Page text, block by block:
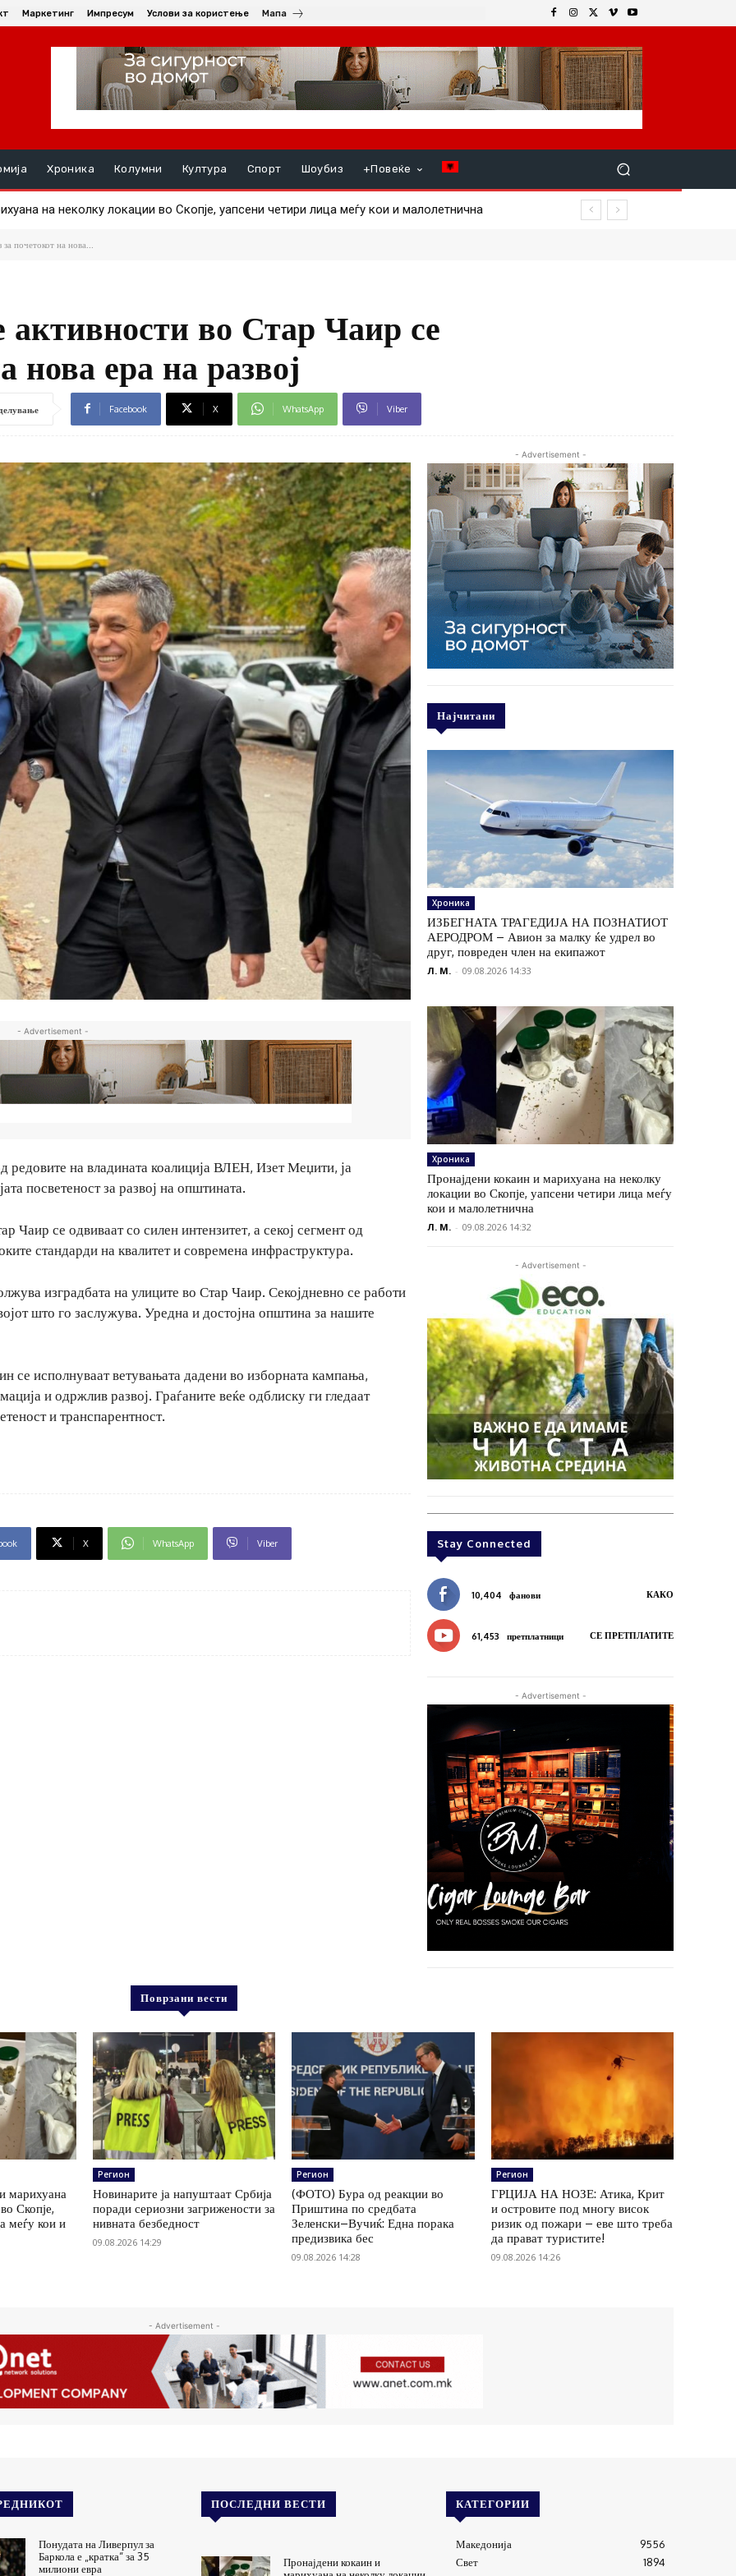
Маркетинг Импресум Услови за користење Мапа
Хроника Колумни Култура Спорт Шоубиз +Повеќе
на неколку локации во Скопје, уапсени четири лица меѓу кои и малолетнична
поради сериозни загрижености за нивната безбедност
почетокот на нова...
во Стар Чаир се
нова ера на развој
Facebook X WhatsApp Viber
- Advertisement -
на владината коалиција ВЛЕН, Изет Меџити, ја
посветеност за развој на општината.
Чаир се одвиваат со силен интензитет, а секој сегмент од
стандарди на квалитет и современа инфраструктура.
изградбата на улиците во Стар Чаир. Секојдневно се работи
што го заслужува. Уредна и достојна општина за нашите
се исполнуваат ветувањата дадени во изборната кампања,
и одржлив развој. Граѓаните веќе одблиску ги гледаат
и транспарентност.
X WhatsApp Viber
- Advertisement -
Најчитани
Хроника
ИЗБЕГНАТА ТРАГЕДИЈА НА ПОЗНАТИОТ
АЕРОДРОМ – Авион за малку ќе удрел во
друг, повреден член на екипажот
Л. М. - 09.08.2026 14:33
Хроника
Пронајдени кокаин и марихуана на неколку
локации во Скопје, уапсени четири лица меѓу
кои и малолетнична
Л. М. - 09.08.2026 14:32
- Advertisement -
Stay Connected
10,404 фанови КАКО
61,453 претплатници СЕ ПРЕТПЛАТИТЕ
- Advertisement -
Поврзани вести
марихуана
Скопје,
меѓу кои и
Регион
Новинарите ја напуштаат Србија
поради сериозни загрижености за
нивната безбедност
09.08.2026 14:29
Регион
(ФОТО) Бура од реакции во
Приштина по средбата
Зеленски–Вучиќ: Една порака
предизвика бес
09.08.2026 14:28
Регион
ГРЦИЈА НА НОЗЕ: Атика, Крит
и островите под многу висок
ризик од пожари – еве што треба
да прават туристите!
09.08.2026 14:26
- Advertisement -
Понудата на Ливерпул за
Баркола е „кратка“ за 35
милиони евра
ПОСЛЕДНИ ВЕСТИ
Пронајдени кокаин и
КАТЕГОРИИ
Македонија
9556
Свет
1894